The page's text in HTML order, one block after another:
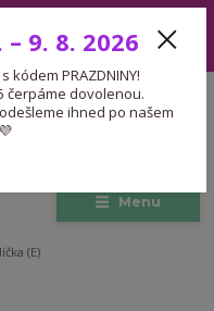
přijaté v tomto období
návratu.☀️💜
Menu
CZK
(E)
– 9. 8. 2026
kódem PRAZDNINY!
čerpáme dovolenou.
ihned po našem